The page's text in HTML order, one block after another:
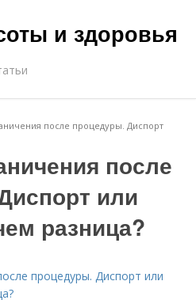
и здоровья
после процедуры. Диспорт
после
или
разница?
процедуры. Диспорт или